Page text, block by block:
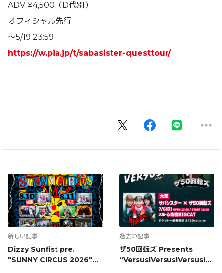
ADV ¥4,500（D代別）
オフィシャル先行
〜5/19 23:59
https://w.pia.jp/t/sabasister-questtour/
新しい記事
Dizzy Sunfist pre.
"SUNNY CIRCUS 2026"
過去の記事
ザ50回転ズ Presents
“Versus!Versus!Versus!